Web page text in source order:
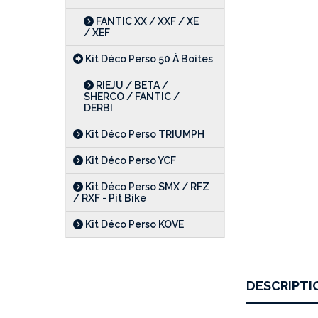
FANTIC XX / XXF / XE
/ XEF
Kit Déco Perso 50 À Boites
RIEJU / BETA /
SHERCO / FANTIC /
DERBI
Kit Déco Perso TRIUMPH
Kit Déco Perso YCF
Kit Déco Perso SMX / RFZ
/ RXF - Pit Bike
Kit Déco Perso KOVE